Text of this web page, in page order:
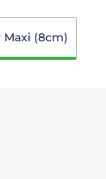
Maxi (8cm)